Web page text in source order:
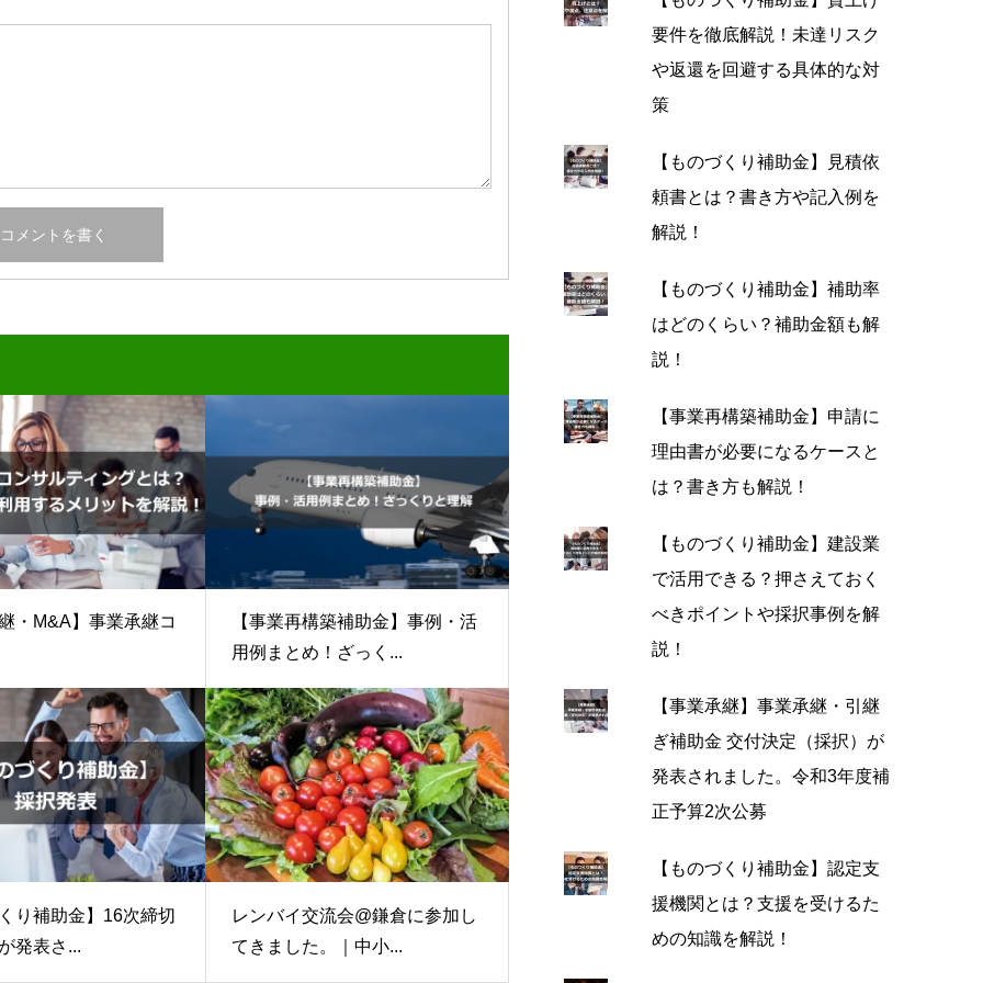
・M&A】事業承継コ
【事業再構築補助金】事例・活
用例まとめ！ざっく...
り補助金】16次締切
発表さ...
レンバイ交流会@鎌倉に参加し
てきました。｜中小...
要件を徹底解説！未達リスク
や返還を回避する具体的な対
策
【ものづくり補助金】見積依
頼書とは？書き方や記入例を
解説！
【ものづくり補助金】補助率
はどのくらい？補助金額も解
説！
【事業再構築補助金】申請に
理由書が必要になるケースと
は？書き方も解説！
【ものづくり補助金】建設業
で活用できる？押さえておく
べきポイントや採択事例を解
説！
【事業承継】事業承継・引継
ぎ補助金 交付決定（採択）が
発表されました。令和3年度補
正予算2次公募
【ものづくり補助金】認定支
援機関とは？支援を受けるた
めの知識を解説！